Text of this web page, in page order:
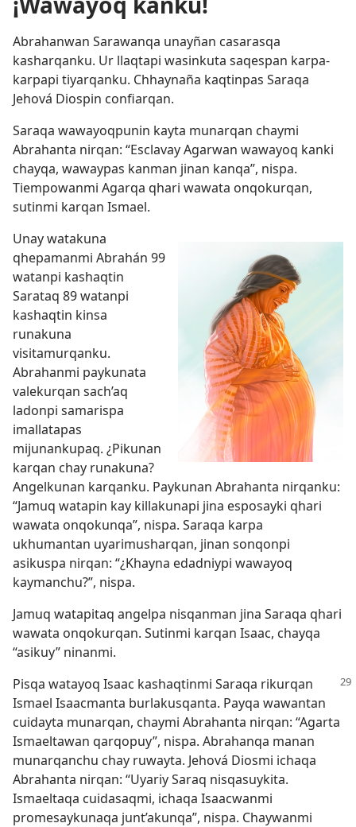
Abrahanwan Sarawanqa unayñan casarasqa
kasharqanku. Ur llaqtapi wasinkuta saqespan karpa-
karpapi tiyarqanku. Chhaynaña kaqtinpas Saraqa
Jehová Diospin confiarqan.
Saraqa wawayoqpunin kayta munarqan chaymi
Abrahanta nirqan: “Esclavay Agarwan wawayoq kanki
chayqa, wawaypas kanman jinan kanqa”, nispa.
Tiempowanmi Agarqa qhari wawata onqokurqan,
sutinmi karqan Ismael.
Unay watakuna
qhepamanmi Abrahán 99
watanpi kashaqtin
Sarataq 89 watanpi
kashaqtin kinsa
runakuna
visitamurqanku.
Abrahanmi paykunata
valekurqan sach’aq
ladonpi samarispa
imallatapas
mijunankupaq. ¿Pikunan
karqan chay runakuna?
Angelkunan karqanku. Paykunan Abrahanta nirqanku:
“Jamuq watapin kay killakunapi jina esposayki qhari
wawata onqokunqa”, nispa. Saraqa karpa
ukhumantan uyarimusharqan, jinan sonqonpi
asikuspa nirqan: “¿Khayna edadniypi wawayoq
kaymanchu?”, nispa.
Jamuq watapitaq angelpa nisqanman jina Saraqa qhari
wawata onqokurqan. Sutinmi karqan Isaac, chayqa
“asikuy” ninanmi.
Pisqa watayoq Isaac kashaqtinmi Saraqa rikurqan
Ismael Isaacmanta burlakusqanta. Payqa wawantan
cuidayta munarqan, chaymi Abrahanta nirqan: “Agarta
Ismaeltawan qarqopuy”, nispa. Abrahanqa manan
munarqanchu chay ruwayta. Jehová Diosmi ichaqa
Abrahanta nirqan: “Uyariy Saraq nisqasuykita.
Ismaeltaqa cuidasaqmi, ichaqa Isaacwanmi
promesaykunaqa junt’akunqa”, nispa. Chaywanmi